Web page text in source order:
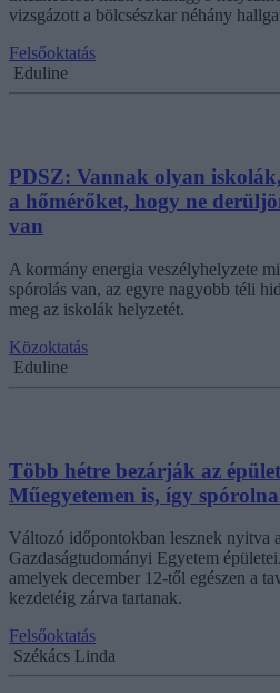
vizsgázott a bölcsészkar néhány
Felsőoktatás
Eduline
PDSZ: Vannak olyan
a hőmérőket, hogy ne
van
A kormány energia veszélyhelyzete
spórolás van, az egyre nagyobb téli
meg az iskolák helyzetét.
Közoktatás
Eduline
Több hétre bezárják az
Műegyetemen is, így
Változó időpontokban lesznek nyitva
Gazdaságtudományi Egyetem
amelyek december 12-től egészen a
kezdetéig zárva tartanak.
Felsőoktatás
Székács Linda